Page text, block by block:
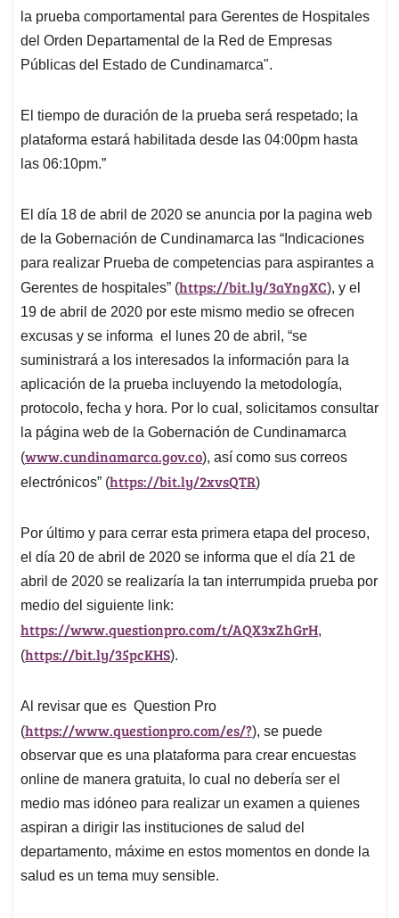
la prueba comportamental para Gerentes de Hospitales
del Orden Departamental de la Red de Empresas
Públicas del Estado de Cundinamarca".
El tiempo de duración de la prueba será respetado; la
plataforma estará habilitada desde las 04:00pm hasta
las 06:10pm.”
El día 18 de abril de 2020 se anuncia por la pagina web
de la Gobernación de Cundinamarca las “Indicaciones
para realizar Prueba de competencias para aspirantes a
Gerentes de hospitales” (https://bit.ly/3aYngXC), y el
19 de abril de 2020 por este mismo medio se ofrecen
excusas y se informa el lunes 20 de abril, “se
suministrará a los interesados la información para la
aplicación de la prueba incluyendo la metodología,
protocolo, fecha y hora. Por lo cual, solicitamos consultar
la página web de la Gobernación de Cundinamarca
(www.cundinamarca.gov.co), así como sus correos
electrónicos” (https://bit.ly/2xvsQTR)
Por último y para cerrar esta primera etapa del proceso,
el día 20 de abril de 2020 se informa que el día 21 de
abril de 2020 se realizaría la tan interrumpida prueba por
medio del siguiente link:
https://www.questionpro.com/t/AQX3xZhGrH,
(https://bit.ly/35pcKHS).
Al revisar que es Question Pro
(https://www.questionpro.com/es/?), se puede
observar que es una plataforma para crear encuestas
online de manera gratuita, lo cual no debería ser el
medio mas idóneo para realizar un examen a quienes
aspiran a dirigir las instituciones de salud del
departamento, máxime en estos momentos en donde la
salud es un tema muy sensible.